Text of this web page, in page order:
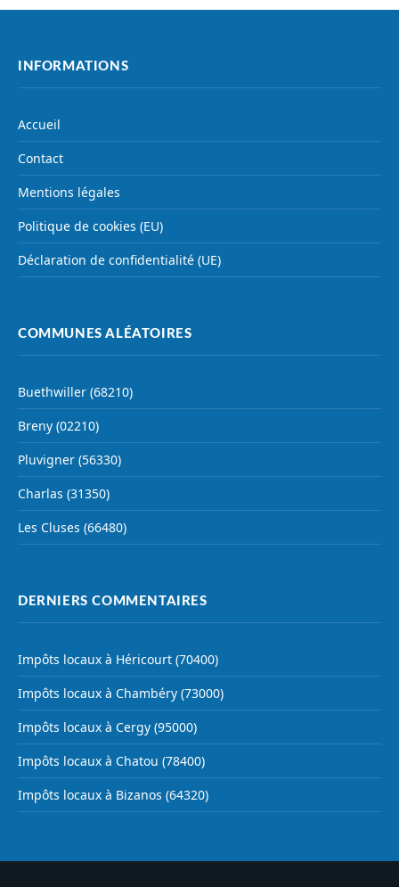
INFORMATIONS
Accueil
Contact
Mentions légales
Politique de cookies (EU)
Déclaration de confidentialité (UE)
COMMUNES ALÉATOIRES
Buethwiller (68210)
Breny (02210)
Pluvigner (56330)
Charlas (31350)
Les Cluses (66480)
DERNIERS COMMENTAIRES
Impôts locaux à Héricourt (70400)
Impôts locaux à Chambéry (73000)
Impôts locaux à Cergy (95000)
Impôts locaux à Chatou (78400)
Impôts locaux à Bizanos (64320)